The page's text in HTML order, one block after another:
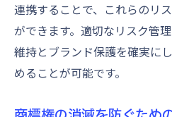
連携することで、これらのリ
ができます。適切なリスク管
維持とブランド保護を確実に
めることが可能です。